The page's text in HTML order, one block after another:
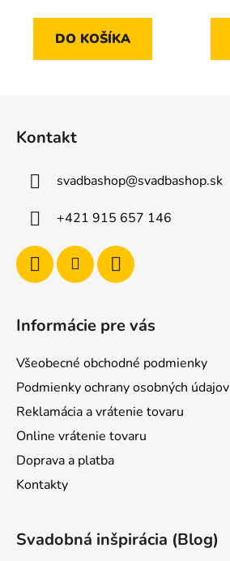
DO KOŠÍKA
Kontakt
svadbashop@svadbashop.sk
+421 915 657 146
Informácie pre vás
Všeobecné obchodné podmienky
Podmienky ochrany osobných údajov
Reklamácia a vrátenie tovaru
Online vrátenie tovaru
Doprava a platba
Kontakty
Svadobná inšpirácia (Blog)